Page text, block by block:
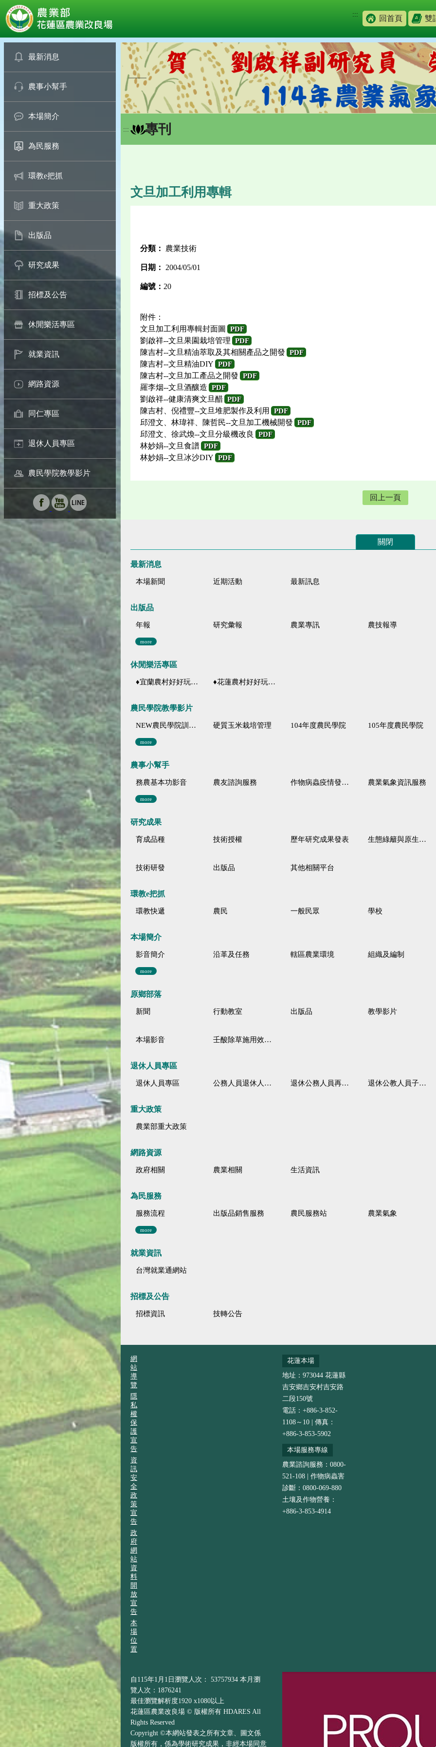
::: 回首頁 雙
最新消息
農事小幫手
本場簡介
為民服務
環教e把抓
重大政策
出版品
研究成果
招標及公告
休閒樂活專區
就業資訊
網路資源
同仁專區
退休人員專區
農民學院教學影片
::: 專刊
文旦加工利用專輯
分類： 農業技術
日期： 2004/05/01
編號： 20
附件：
文旦加工利用專輯封面圖
PDF
劉啟祥--文旦果園栽培管理 PDF
陳吉村--文旦精油萃取及其相關產品之開發 PDF
陳吉村--文旦精油DIY PDF
陳吉村--文旦加工產品之開發 PDF
羅李烟--文旦酒釀造 PDF
劉啟祥--健康清爽文旦醋 PDF
陳吉村、倪禮豐--文旦堆肥製作及利用 PDF
邱澄文、林瑋祥、陳哲民--文旦加工機械開發 PDF
邱澄文、徐武煥--文旦分級機改良 PDF
林妙娟--文旦食譜 PDF
林妙娟--文旦冰沙DIY PDF
回上一頁
關閉
最新消息
本場新聞 近期活動 最新訊息
出版品
年報 研究彙報 農業專訊 農技報導
more
休閒樂活專區
♦宜蘭農村好好玩 ♦「農、藝、山、水」四條遊程推薦 ♦花蓮農村好好玩♦「原、生、慢、活」四條遊程推薦
農民學院教學影片
NEW農民學院訓練影音分類 硬質玉米栽培管理 104年度農民學院 105年度農民學院
more
農事小幫手
務農基本功影音 農友諮詢服務 作物病蟲疫情發生預測 農業氣象資訊服務
more
研究成果
育成品種 技術授權 歷年研究成果發表 生態綠籬與原生野花植生毯
技術研發 出版品 其他相關平台
環教e把抓
環教快遞 農民 一般民眾 學校
本場簡介
影音簡介 沿革及任務 轄區農業環境 組織及編制
more
原鄉部落
新聞 行動教室 出版品 教學影片
本場影音 壬酸除草施用效果觀察
退休人員專區
退休人員專區 公務人員退休人員法施行細則 退休公務人員再任職務 退休公教人員子女教育補助規定
重大政策
農業部重大政策
網路資源
政府相關 農業相關 生活資訊
為民服務
服務流程 出版品銷售服務 農民服務站 農業氣象
more
就業資訊
台灣就業通網站
招標及公告
招標資訊 技轉公告
網
站
導
覽
隱
私
權
保
護
宣
告
資
訊
安
全
政
策
宣
告
政
府
網
站
資
料
開
放
宣
告
本
場
位
置
花蓮本場
地址：973044 花蓮縣
吉安鄉吉安村吉安路
二段150號
電話：+886-3-852-
1108～10 | 傳真：
+886-3-853-5902
本場服務專線
農業諮詢服務：0800-
521-108 | 作物病蟲害
診斷：0800-069-880
土壤及作物營養：
+886-3-853-4914
自115年1月1日瀏覽人次： 53757934 本月瀏
覽人次：1876241
最佳瀏覽解析度1920 x1080以上
花蓮區農業改良場 © 版權所有 HDARES All
Rights Reserved
Copyright ©本網站發表之所有文章、圖文係
版權所有，係為學術研究成果，非經本場同意